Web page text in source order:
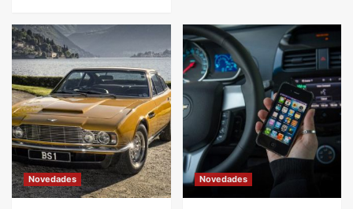
Novedades Novedades